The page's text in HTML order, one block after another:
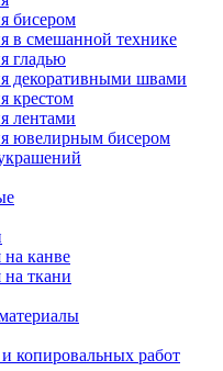
бисером
в смешанной технике
гладью
декоративными швами
крестом
лентами
ювелирным бисером
канве
ткани
копировальных работ